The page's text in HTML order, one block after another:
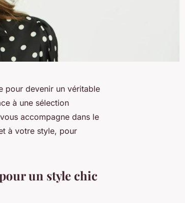
pour devenir un véritable
à une sélection
accompagne dans le
à votre style, pour
un style chic